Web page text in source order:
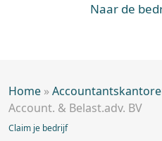
Naar de
Home »
Account. & Belast.adv. BV
Claim je bedrijf